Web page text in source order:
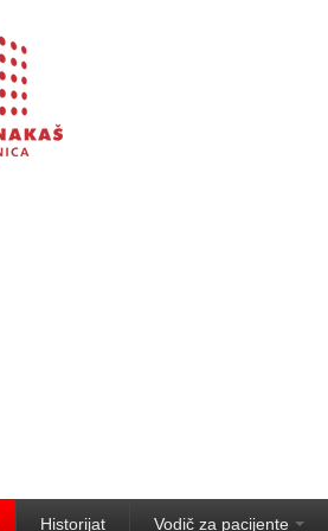
Historijat Vodič za pacijente